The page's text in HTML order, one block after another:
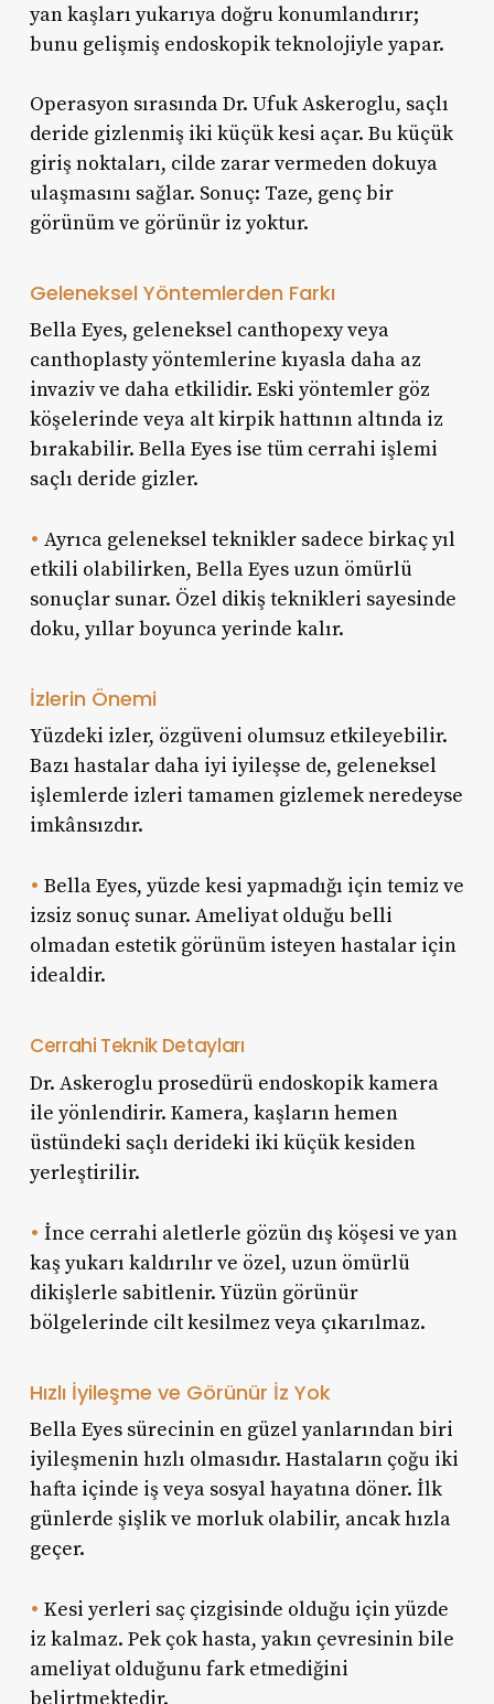
yan kaşları yukarıya doğru konumlandırır;
bunu gelişmiş endoskopik teknolojiyle yapar.
Operasyon sırasında Dr. Ufuk Askeroglu, saçlı
deride gizlenmiş iki küçük kesi açar. Bu küçük
giriş noktaları, cilde zarar vermeden dokuya
ulaşmasını sağlar. Sonuç: Taze, genç bir
görünüm ve görünür iz yoktur.
Geleneksel Yöntemlerden Farkı
Bella Eyes, geleneksel canthopexy veya
canthoplasty yöntemlerine kıyasla daha az
invaziv ve daha etkilidir. Eski yöntemler göz
köşelerinde veya alt kirpik hattının altında iz
bırakabilir. Bella Eyes ise tüm cerrahi işlemi
saçlı deride gizler.
• Ayrıca geleneksel teknikler sadece birkaç yıl
etkili olabilirken, Bella Eyes uzun ömürlü
sonuçlar sunar. Özel dikiş teknikleri sayesinde
doku, yıllar boyunca yerinde kalır.
İzlerin Önemi
Yüzdeki izler, özgüveni olumsuz etkileyebilir.
Bazı hastalar daha iyi iyileşse de, geleneksel
işlemlerde izleri tamamen gizlemek neredeyse
imkânsızdır.
• Bella Eyes, yüzde kesi yapmadığı için temiz ve
izsiz sonuç sunar. Ameliyat olduğu belli
olmadan estetik görünüm isteyen hastalar için
idealdir.
Cerrahi Teknik Detayları
Dr. Askeroglu prosedürü endoskopik kamera
ile yönlendirir. Kamera, kaşların hemen
üstündeki saçlı derideki iki küçük kesiden
yerleştirilir.
• İnce cerrahi aletlerle gözün dış köşesi ve yan
kaş yukarı kaldırılır ve özel, uzun ömürlü
dikişlerle sabitlenir. Yüzün görünür
bölgelerinde cilt kesilmez veya çıkarılmaz.
Hızlı İyileşme ve Görünür İz Yok
Bella Eyes sürecinin en güzel yanlarından biri
iyileşmenin hızlı olmasıdır. Hastaların çoğu iki
hafta içinde iş veya sosyal hayatına döner. İlk
günlerde şişlik ve morluk olabilir, ancak hızla
geçer.
• Kesi yerleri saç çizgisinde olduğu için yüzde
iz kalmaz. Pek çok hasta, yakın çevresinin bile
ameliyat olduğunu fark etmediğini
belirtmektedir.